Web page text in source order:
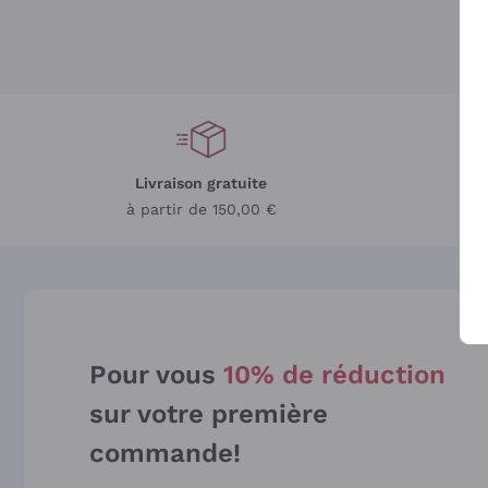
Livraison gratuite
à partir de 150,00 €
Pour vous 10% de réduction
sur votre première
commande!